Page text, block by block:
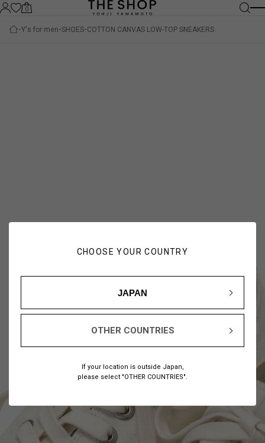
CHOOSE YOUR COUNTRY
JAPAN
OTHER COUNTRIES
If your location is outside Japan,
please select "OTHER COUNTRIES".
0
Y's for men SHOES COTTON CANVAS LOW-TOP SNEAKERS